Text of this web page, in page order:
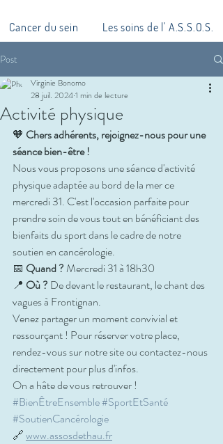
Cancer du sein Les soins de l' A.S.S.O.S.
Post
Activité physique
Virginie Bonomo
28 juil. 20241 min de lecture
🧡 Chers adhérents, rejoignez-nous pour une
séance bien-être !
Nous vous proposons une séance d'activité
physique adaptée au bord de la mer ce
mercredi 31. C'est l'occasion parfaite pour
prendre soin de vous tout en bénéficiant des
bienfaits du sport dans le cadre de notre
soutien en cancérologie.
📅 Quand ? Mercredi 31 à 18h30
📍 Où ? De devant le restaurant, le chant des
vagues à Frontignan.
Venez partager un moment convivial et
ressourçant ! Pour réserver votre place,
rendez-vous sur notre site ou contactez-nous
directement pour plus d'infos.
On a hâte de vous retrouver !
#BienÊtreEnsemble#SportEtSanté
#SoutienCancérologie
🔗 www.assosdethau.fr